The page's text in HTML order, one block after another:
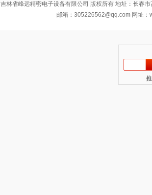
吉林省峰远精密电子设备有限公司 版权所有 地址：长
邮箱： 305226562@qq.com网址：